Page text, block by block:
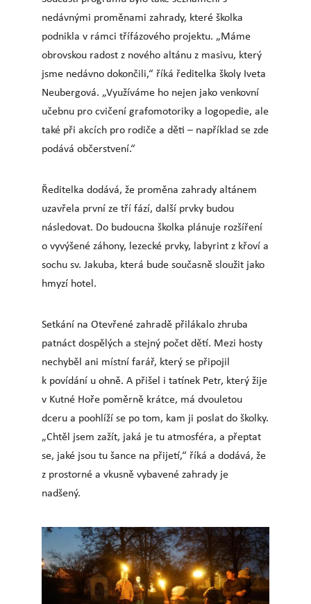
nedávnými proměnami zahrady, které školka
podnikla v rámci třífázového projektu. „Máme
obrovskou radost z nového altánu z masivu, který
jsme nedávno dokončili,“ říká ředitelka školy Iveta
Neubergová. „Využíváme ho nejen jako venkovní
učebnu pro cvičení grafomotoriky a logopedie, ale
také při akcích pro rodiče a děti – například se zde
podává občerstvení.“
Ředitelka dodává, že proměna zahrady altánem
uzavřela první ze tří fází, další prvky budou
následovat. Do budoucna školka plánuje rozšíření
o vyvýšené záhony, lezecké prvky, labyrint z křoví a
sochu sv. Jakuba, která bude současně sloužit jako
hmyzí hotel.
Setkání na Otevřené zahradě přilákalo zhruba
patnáct dospělých a stejný počet dětí. Mezi hosty
nechyběl ani místní farář, který se připojil
k povídání u ohně. A přišel i tatínek Petr, který žije
v Kutné Hoře poměrně krátce, má dvouletou
dceru a poohlíží se po tom, kam ji poslat do školky.
„Chtěl jsem zažít, jaká je tu atmosféra, a přeptat
se, jaké jsou tu šance na přijetí,“ říká a dodává, že
z prostorné a vkusně vybavené zahrady je
nadšený.